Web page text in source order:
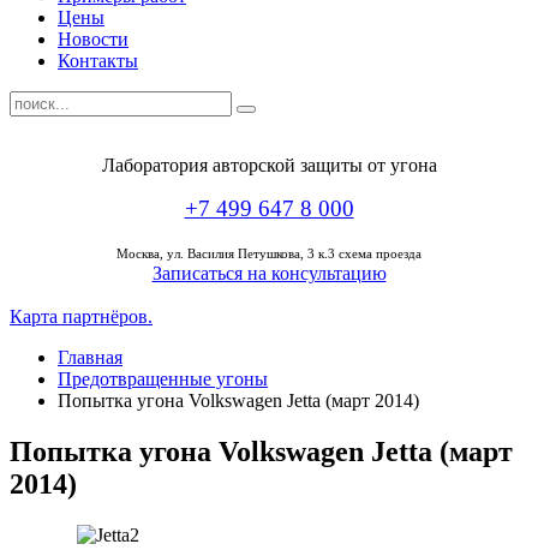
Цены
Новости
Контакты
Лаборатория авторской защиты от угона
+7 499 647 8 000
Москва, ул. Василия Петушкова, 3 к.3 схема проезда
Записаться на консультацию
Карта партнёров.
Главная
Предотвращенные угоны
Попытка угона Volkswagen Jetta (март 2014)
Попытка угона Volkswagen Jetta (март
2014)